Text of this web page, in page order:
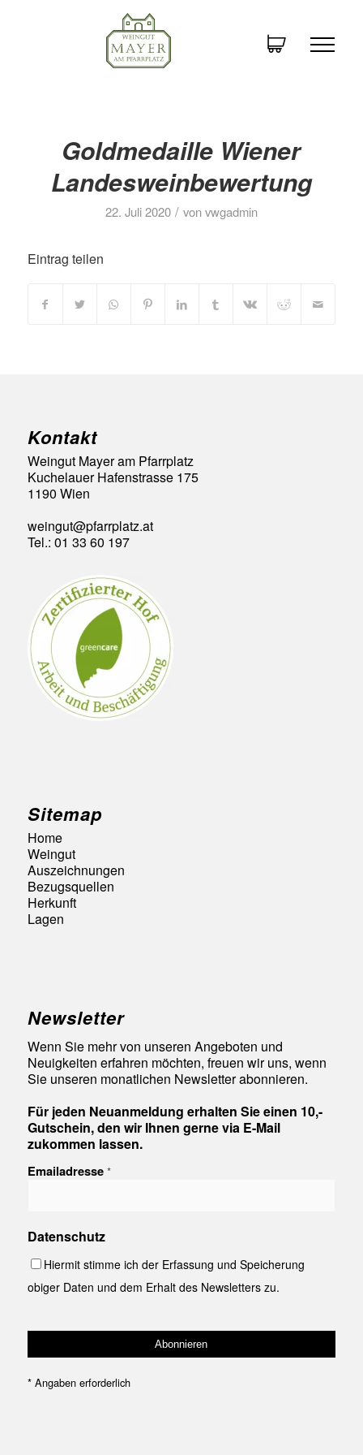
Goldmedaille Wiener
Landesweinbewertung
22. Juli 2020 / vonvwgadmin
Eintrag teilen
Kontakt
Weingut Mayer am Pfarrplatz
Kuchelauer Hafenstrasse 175
1190 Wien
weingut@pfarrplatz.at
Tel.: 01 33 60 197
Sitemap
Home
Weingut
Auszeichnungen
Bezugsquellen
Herkunft
Lagen
Newsletter
Wenn Sie mehr von unseren Angeboten und
Neuigkeiten erfahren möchten, freuen wir uns, wenn
Sie unseren monatlichen Newsletter abonnieren.
Für jeden Neuanmeldung erhalten Sie einen 10,-
Gutschein, den wir Ihnen gerne via E-Mail
zukommen lassen.
Emailadresse *
Datenschutz
Hiermit stimme ich der Erfassung und Speicherung
obiger Daten und dem Erhalt des Newsletters zu.
*Angaben erforderlich